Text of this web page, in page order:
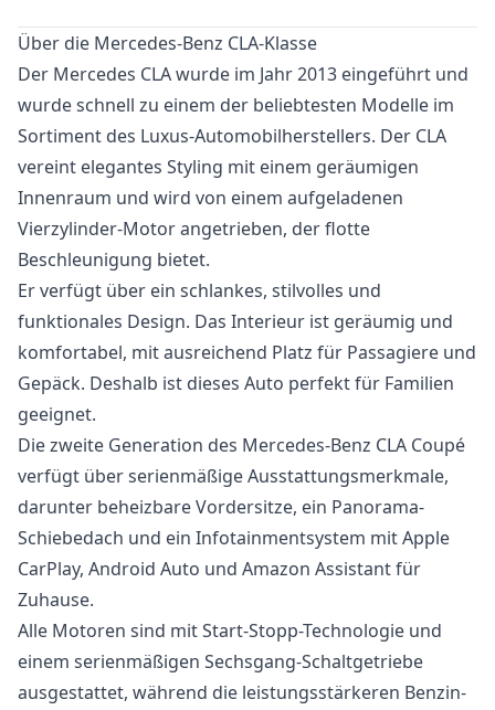
Über die Mercedes-Benz CLA-Klasse
Der Mercedes CLA wurde im Jahr 2013 eingeführt und
wurde schnell zu einem der beliebtesten Modelle im
Sortiment des Luxus-Automobilherstellers. Der CLA
vereint elegantes Styling mit einem geräumigen
Innenraum und wird von einem aufgeladenen
Vierzylinder-Motor angetrieben, der flotte
Beschleunigung bietet.
Er verfügt über ein schlankes, stilvolles und
funktionales Design. Das Interieur ist geräumig und
komfortabel, mit ausreichend Platz für Passagiere und
Gepäck. Deshalb ist dieses Auto perfekt für Familien
geeignet.
Die zweite Generation des Mercedes-Benz CLA Coupé
verfügt über serienmäßige Ausstattungsmerkmale,
darunter beheizbare Vordersitze, ein Panorama-
Schiebedach und ein Infotainmentsystem mit Apple
CarPlay, Android Auto und Amazon Assistant für
Zuhause.
Alle Motoren sind mit Start-Stopp-Technologie und
einem serienmäßigen Sechsgang-Schaltgetriebe
ausgestattet, während die leistungsstärkeren Benzin-